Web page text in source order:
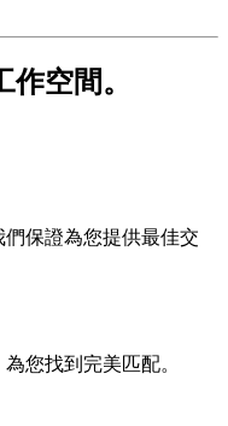
空間。
保證為您提供最佳交
您找到完美匹配。